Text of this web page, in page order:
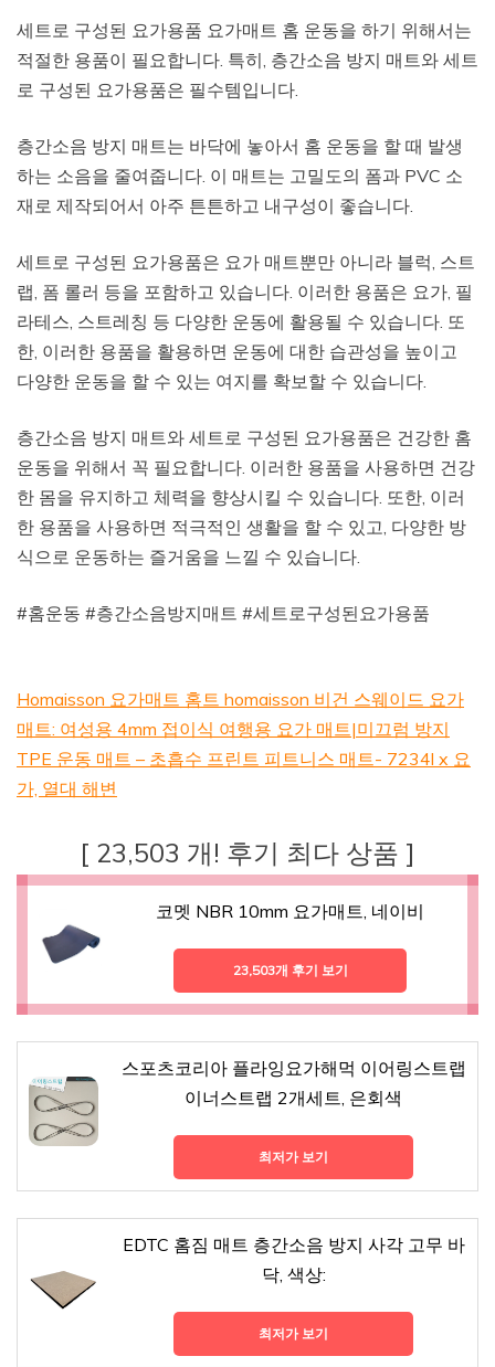
세트로 구성된 요가용품 요가매트 홈 운동을 하기 위해서는
적절한 용품이 필요합니다. 특히, 층간소음 방지 매트와 세트
로 구성된 요가용품은 필수템입니다.
층간소음 방지 매트는 바닥에 놓아서 홈 운동을 할 때 발생
하는 소음을 줄여줍니다. 이 매트는 고밀도의 폼과 PVC 소
재로 제작되어서 아주 튼튼하고 내구성이 좋습니다.
세트로 구성된 요가용품은 요가 매트뿐만 아니라 블럭, 스트
랩, 폼 롤러 등을 포함하고 있습니다. 이러한 용품은 요가, 필
라테스, 스트레칭 등 다양한 운동에 활용될 수 있습니다. 또
한, 이러한 용품을 활용하면 운동에 대한 습관성을 높이고
다양한 운동을 할 수 있는 여지를 확보할 수 있습니다.
층간소음 방지 매트와 세트로 구성된 요가용품은 건강한 홈
운동을 위해서 꼭 필요합니다. 이러한 용품을 사용하면 건강
한 몸을 유지하고 체력을 향상시킬 수 있습니다. 또한, 이러
한 용품을 사용하면 적극적인 생활을 할 수 있고, 다양한 방
식으로 운동하는 즐거움을 느낄 수 있습니다.
#홈운동 #층간소음방지매트 #세트로구성된요가용품
Homaisson 요가매트 홈트 homaisson 비건 스웨이드 요가
매트: 여성용 4mm 접이식 여행용 요가 매트|미끄럼 방지
TPE 운동 매트 – 초흡수 프린트 피트니스 매트- 7234l x 요
가, 열대 해변
[ 23,503 개! 후기 최다 상품 ]
코멧 NBR 10mm 요가매트, 네이비
23,503개 후기 보기
스포츠코리아 플라잉요가해먹 이어링스트랩
이너스트랩 2개세트, 은회색
최저가 보기
EDTC 홈짐 매트 층간소음 방지 사각 고무 바
닥, 색상:
최저가 보기